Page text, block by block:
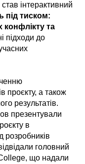
інтерактивний
під тиском:
конфлікту та
підходи до
проєкту, а також
результатів.
презентували
в
розробників
головний
що надали